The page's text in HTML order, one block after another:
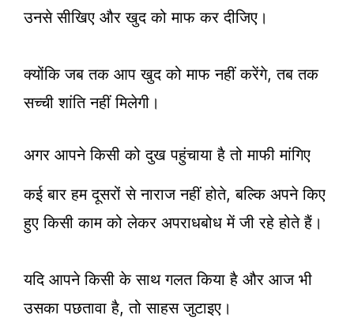
उनसे सीखिए और खुद को माफ कर दीजिए।
क्योंकि जब तक आप खुद को माफ नहीं करेंगे, तब तक
सच्ची शांति नहीं मिलेगी।
अगर आपने किसी को दुख पहुंचाया है तो माफी मांगिए
कई बार हम दूसरों से नाराज नहीं होते, बल्कि अपने किए
हुए किसी काम को लेकर अपराधबोध में जी रहे होते हैं।
यदि आपने किसी के साथ गलत किया है और आज भी
उसका पछतावा है, तो साहस जुटाइए।